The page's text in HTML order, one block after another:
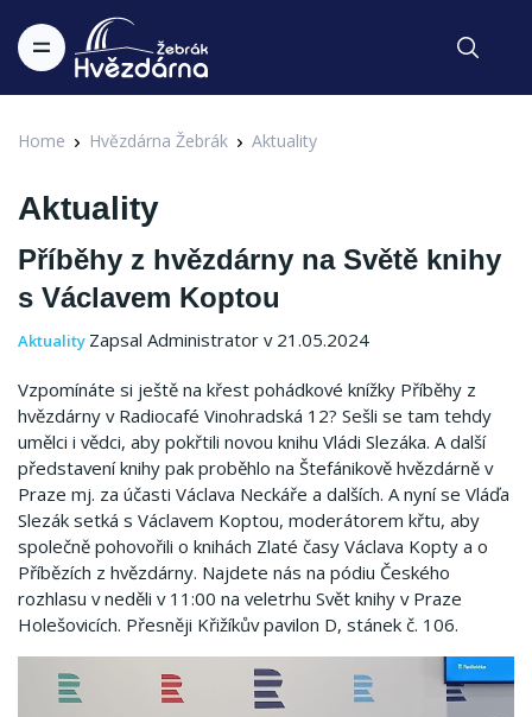
Home Hvězdárna Žebrák Aktuality
Aktuality
Příběhy z hvězdárny na Světě knihy
s Václavem Koptou
Aktuality Zapsal Administrator v 21.05.2024
Vzpomínáte si ještě na křest pohádkové knížky Příběhy z
hvězdárny v Radiocafé Vinohradská 12? Sešli se tam tehdy
umělci i vědci, aby pokřtili novou knihu Vládi Slezáka. A další
představení knihy pak proběhlo na Štefánikově hvězdárně v
Praze mj. za účasti Václava Neckáře a dalších. A nyní se Vláďa
Slezák setká s Václavem Koptou, moderátorem křtu, aby
společně pohovořili o knihách Zlaté časy Václava Kopty a o
Příbězích z hvězdárny. Najdete nás na pódiu Českého
rozhlasu v neděli v 11:00 na veletrhu Svět knihy v Praze
Holešovicích. Přesněji Křižíkův pavilon D, stánek č. 106.